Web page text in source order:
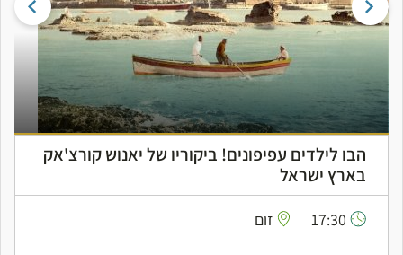
הבו לילדים עפיפונים! ביקוריו של יאנוש קורצ'אק
בארץ ישראל
זום